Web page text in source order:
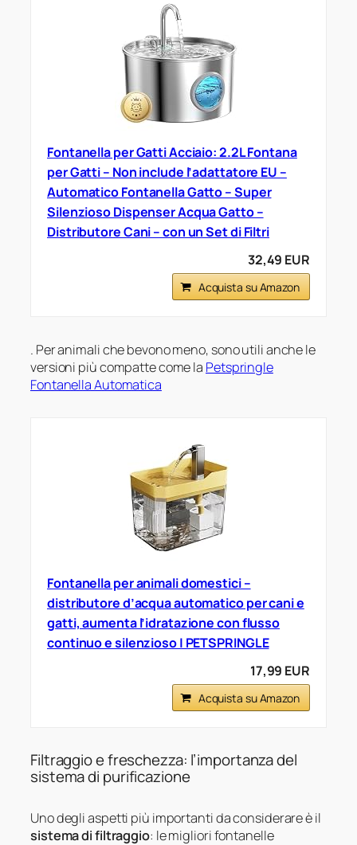
Fontanella per Gatti Acciaio: 2.2L Fontana
per Gatti – Non include l’adattatore EU –
Automatico Fontanella Gatto – Super
Silenzioso Dispenser Acqua Gatto –
Distributore Cani – con un Set di Filtri
32,49 EUR
Acquista su Amazon
. Per animali che bevono meno, sono utili anche le
versioni più compatte come la Petspringle
Fontanella Automatica
Fontanella per animali domestici –
distributore d’acqua automatico per cani e
gatti, aumenta l’idratazione con flusso
continuo e silenzioso | PETSPRINGLE
17,99 EUR
Acquista su Amazon
Filtraggio e freschezza: l’importanza del
sistema di purificazione
Uno degli aspetti più importanti da considerare è il
sistema di filtraggio: le migliori fontanelle